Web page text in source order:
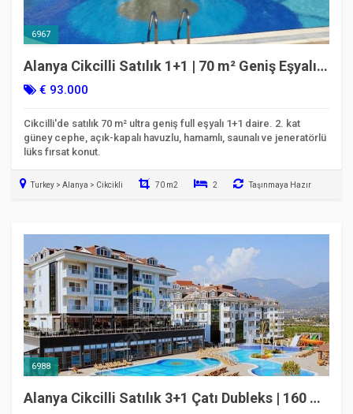
6967
Alanya Cikcilli Satılık 1+1 | 70 m² Geniş Eşyalı |
Açık & Kapalı Havuzlu
€ 93.000
Cikcilli'de satılık 70 m² ultra geniş full eşyalı 1+1 daire. 2. kat
güney cephe, açık-kapalı havuzlu, hamamlı, saunalı ve jeneratörlü
lüks fırsat konut.
Turkey > Alanya > Cikcikli 70 m2 2 Taşınmaya Hazır
6988
Alanya Cikcilli Satılık 3+1 Çatı Dubleks | 160 m²